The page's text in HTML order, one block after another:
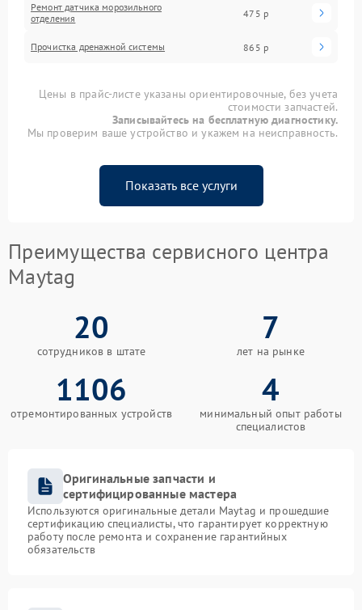
Ремонт датчика морозильного
отделения
475 р
Прочистка дренажной системы 865 р
Цены в прайс-листе указаны ориентировочные, без учета
стоимости запчастей.
Записывайтесь на бесплатную диагностику.
Мы проверим ваше устройство и укажем на неисправность.
Показать все услуги
Преимущества сервисного центра
Maytag
20
сотрудников в штате
7
лет на рынке
1106
отремонтированных устройств
4
минимальный опыт работы
специалистов
Оригинальные запчасти и
сертифицированные мастера
Используются оригинальные детали Maytag и прошедшие
сертификацию специалисты, что гарантирует корректную
работу после ремонта и сохранение гарантийных
обязательств